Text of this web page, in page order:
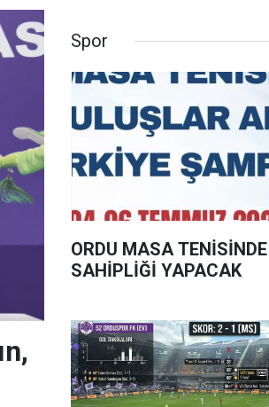
Spor
ORDU MASA
SAHİPLİĞİ YAPACAK